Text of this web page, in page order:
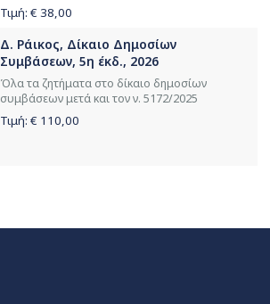
Τιμή: € 38,00
Δ. Ράικος, Δίκαιο Δημοσίων
Συμβάσεων, 5η έκδ., 2026
Όλα τα ζητήματα στο δίκαιο δημοσίων
συμβάσεων μετά και τον ν. 5172/2025
Τιμή: € 110,00